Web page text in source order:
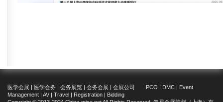
医学会展 | 医学会务 | 会务展览 | 会务会展 | 会展公司 PCO | DMC | Event
Management | AV | Travel | Registration | Bidding